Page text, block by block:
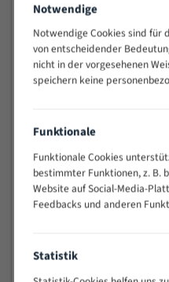
50 - 120
80 - 180
3/4
130 -
350
2/3
200 -
> 500
0,75/1,25
Vorteile:
Widerstandsfähig
Notwendige
Notwendige Cookies sind für
von entscheidender
nicht in der vorgesehenen
speichern keine
Funktionale
Funktionale Cookies
bestimmter Funktionen, z. B.
Website auf Social-Media-
Feedbacks und anderen
Statistik